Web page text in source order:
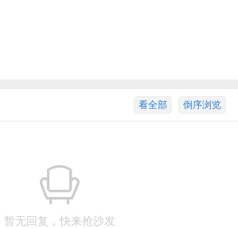
倒序浏览
看全部
暂无回复，快来抢沙发